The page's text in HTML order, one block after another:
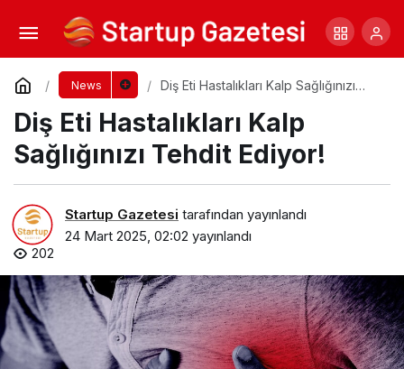
News
Diş Eti Hastalıkları Kalp Sağlığınızı
Diş Eti Hastalıkları Kalp
Sağlığınızı Tehdit Ediyor!
Startup Gazetesi tarafından yayınlandı
24 Mart 2025, 02:02 yayınlandı
202
Doğanın Sessiz Tanıkları: Selman Uzun’un
Sanat Yolculuğu
Yorum Yap